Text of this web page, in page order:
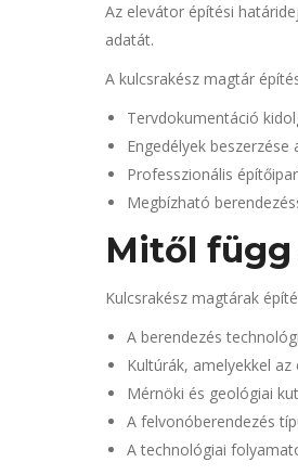
Az elevátor építési
adatát.
A kulcsrakész magtár
Tervdokumentáció
Engedélyek beszerzése
Professzionális
Megbízható
Mitől függ
Kulcsrakész magtárak
A berendezés
Kultúrák, amelyekkel
Mérnöki és geológiai
A felvonóberendezés
A technológiai